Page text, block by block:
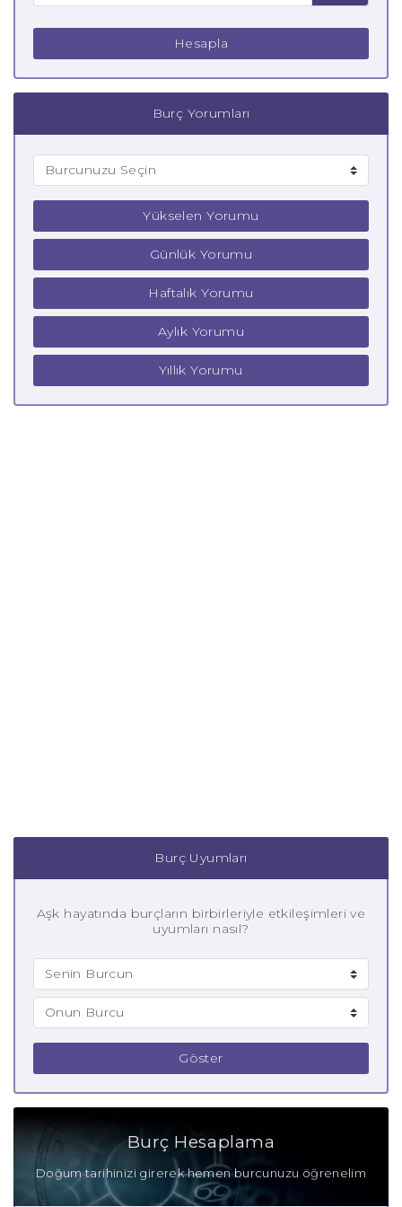
Hesapla
Burç Yorumları
Yükselen Yorumu
Günlük Yorumu
Haftalık Yorumu
Aylık Yorumu
Yıllık Yorumu
Burç Uyumları
Aşk hayatında burçların birbirleriyle etkileşimleri ve
uyumları nasıl?
Göster
Burç Hesaplama
Doğum tarihinizi girerek hemen burcunuzu öğrenelim